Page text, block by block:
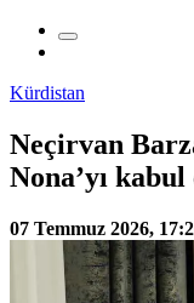
Kürdistan
Neçirvan
Nona’yı
07 Temmuz 2026,